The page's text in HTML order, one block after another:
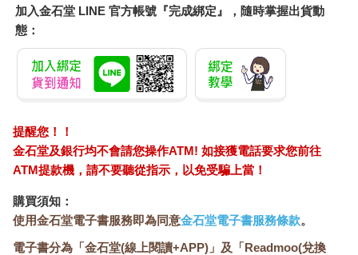
加入金石堂 LINE 官方帳號『完成綁定』，隨時掌握出貨動
態：
提醒您！！
金石堂及銀行均不會請您操作ATM! 如接獲電話要求您前往
ATM提款機，請不要聽從指示，以免受騙上當！
購買須知：
使用金石堂電子書服務即為同意金石堂電子書服務條款。
電子書分為「金石堂(線上閱讀+APP)」及「Readmoo(兌換